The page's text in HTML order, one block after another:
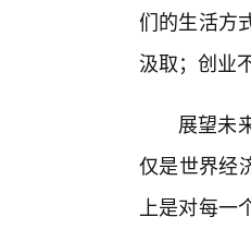
们的生活方
汲取；创业
展望未
仅是世界经
上是对每一